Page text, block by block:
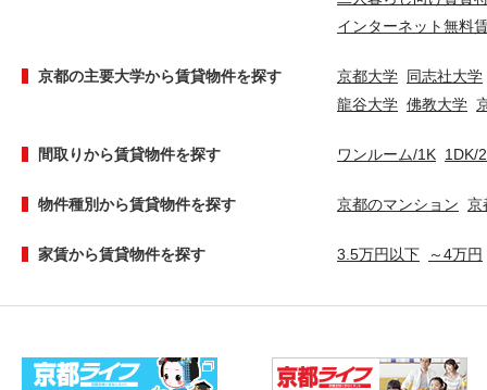
インターネット無料
京都の主要大学から賃貸物件を探す 京都大学 同志社大学
龍谷大学 佛教大学
間取りから賃貸物件を探す ワンルーム/1K 1DK/
物件種別から賃貸物件を探す 京都のマンション 京
家賃から賃貸物件を探す 3.5万円以下 ～4万円